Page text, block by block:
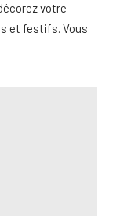
votre
et festifs. Vous